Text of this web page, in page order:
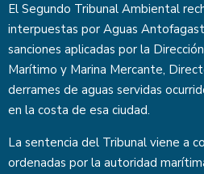
El Segundo Tribunal Ambiental
interpuestas por Aguas
sanciones aplicadas por la
Marítimo y Marina Mercante,
derrames de aguas servidas
en la costa de esa ciudad.
La sentencia del Tribunal viene a
ordenadas por la autoridad